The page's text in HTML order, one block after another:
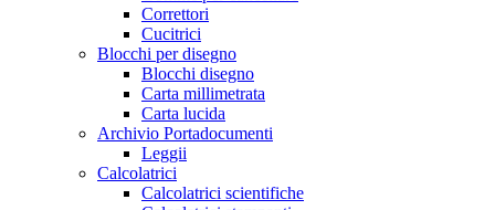
Correttori
Cucitrici
Blocchi per disegno
Blocchi disegno
Carta millimetrata
Carta lucida
Archivio Portadocumenti
Leggii
Calcolatrici
Calcolatrici scientifiche